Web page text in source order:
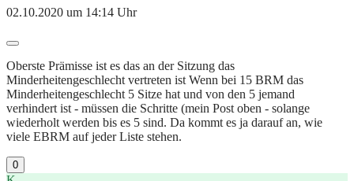
02.10.2020 um 14:14 Uhr
Oberste Prämisse ist es das an der Sitzung das
Minderheitengeschlecht vertreten ist Wenn bei 15 BRM das
Minderheitengeschlecht 5 Sitze hat und von den 5 jemand
verhindert ist - müssen die Schritte (mein Post oben - solange
wiederholt werden bis es 5 sind. Da kommt es ja darauf an, wie
viele EBRM auf jeder Liste stehen.
0